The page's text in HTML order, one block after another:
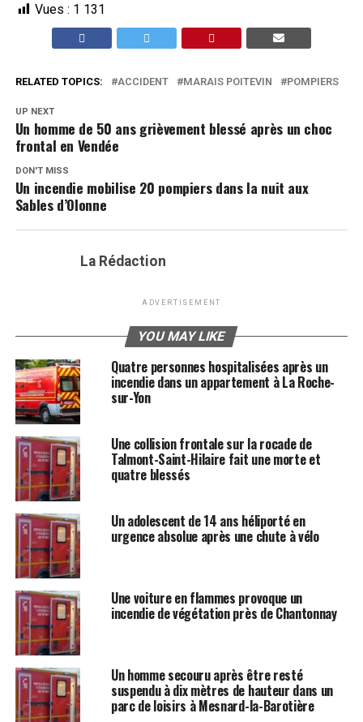
Vues : 1 131
RELATED TOPICS: ACCIDENT MARAIS POITEVIN POMPIERS
UP NEXT
Un homme de 50 ans grièvement blessé après un choc
frontal en Vendée
DON'T MISS
Un incendie mobilise 20 pompiers dans la nuit aux
Sables d’Olonne
La Rédaction
ADVERTISEMENT
YOU MAY LIKE
Quatre personnes hospitalisées après un
incendie dans un appartement à La Roche-
sur-Yon
Une collision frontale sur la rocade de
Talmont-Saint-Hilaire fait une morte et
quatre blessés
Un adolescent de 14 ans héliporté en
urgence absolue après une chute à vélo
Une voiture en flammes provoque un
incendie de végétation près de Chantonnay
Un homme secouru après être resté
suspendu à dix mètres de hauteur dans un
parc de loisirs à Mesnard-la-Barotière